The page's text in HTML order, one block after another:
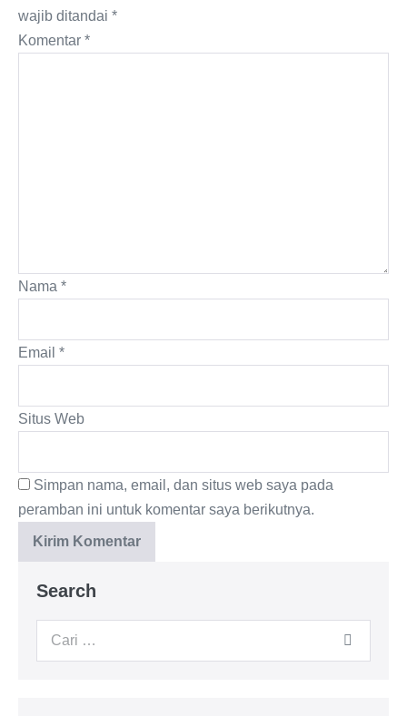
wajib ditandai *
Komentar *
Nama *
Email *
Situs Web
Simpan nama, email, dan situs web saya pada
peramban ini untuk komentar saya berikutnya.
Search